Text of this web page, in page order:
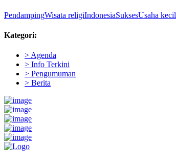
PendampingWisata religiIndonesiaSuksesUsaha kecil
Kategori:
> Agenda
> Info Terkini
> Pengumuman
> Berita